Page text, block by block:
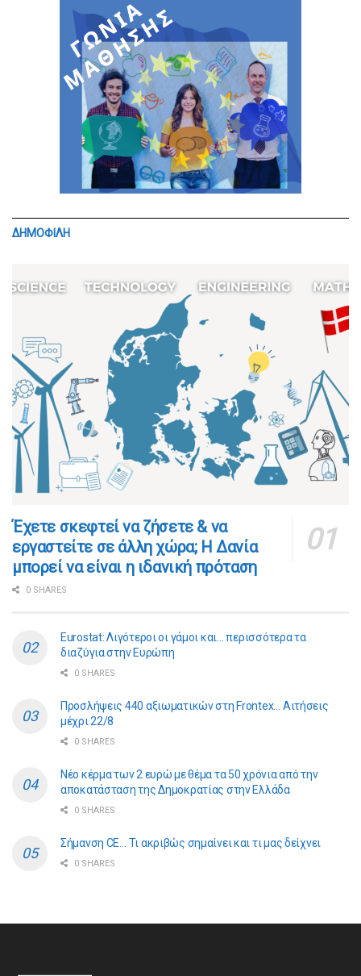
ΔΗΜΟΦΙΛΗ
​​Έχετε σκεφτεί να ζήσετε & να
εργαστείτε σε άλλη χώρα; Η Δανία
μπορεί να είναι η ιδανική πρόταση
0 SHARES
Eurostat: Λιγότεροι οι γάμοι και… περισσότερα τα
διαζύγια στην Ευρώπη
0 SHARES
Προσλήψεις 440 αξιωματικών στη Frontex… Αιτήσεις
μέχρι 22/8
0 SHARES
Νέο κέρμα των 2 ευρώ με θέμα τα 50 χρόνια από την
αποκατάσταση της Δημοκρατίας στην Ελλάδα
0 SHARES
Σήμανση CE… Τι ακριβώς σημαίνει και τι μας δείχνει
0 SHARES